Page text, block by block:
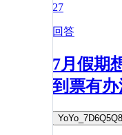
27
回答
7月假期
到票有